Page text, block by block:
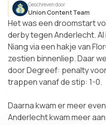
Geschreven door
Union Content Team
Het was een droomstart
derby tegen Anderlecht.
Niang via een hakje van
zestien binnenliep. Daar
door Degreef: penalty
trappen vanaf de stip: 1-0.
Daarna kwam er meer
Anderlecht kwam meer